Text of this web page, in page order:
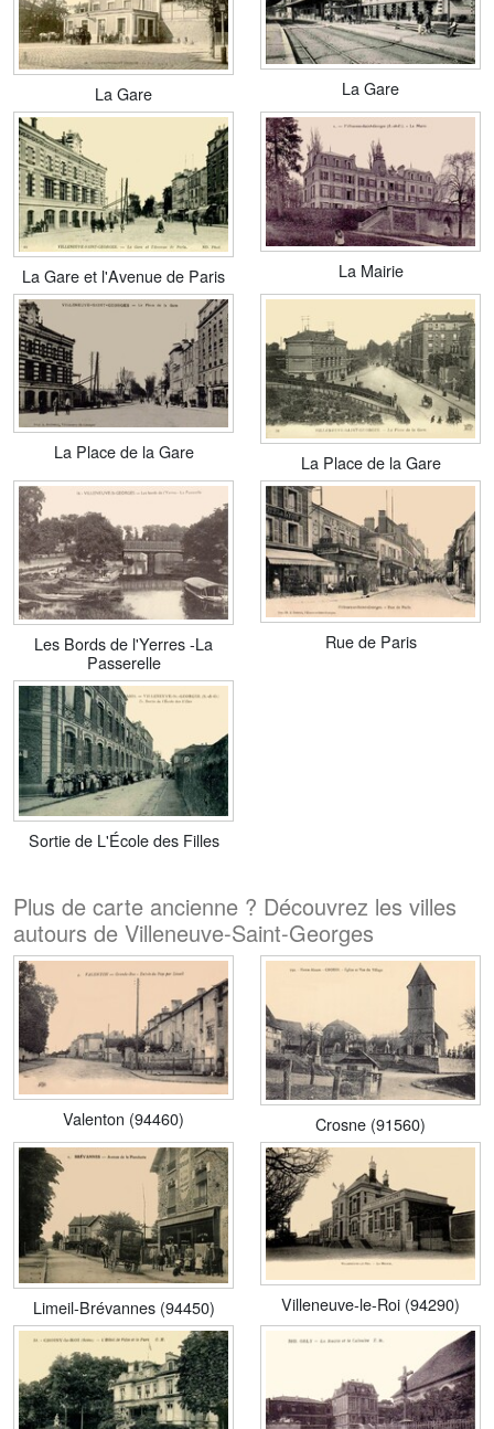
La Gare La Gare
La Gare et l'Avenue de Paris La Mairie
La Place de la Gare La Place de la Gare
Les Bords de l'Yerres -La
Passerelle
Rue de Paris
Sortie de L'École des Filles
Plus de carte ancienne ? Découvrez les villes
autours de Villeneuve-Saint-Georges
Valenton (94460) Crosne (91560)
Limeil-Brévannes (94450) Villeneuve-le-Roi (94290)